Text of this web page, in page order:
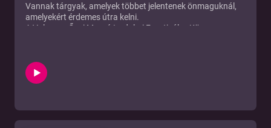
Vannak tárgyak, amelyek többet jelentenek önmaguknál,
amelyekért érdemes útra kelni.
A Volvo, az Őszi Margó Irodalmi Fesztivál, a Könyves
Öt kortárs író – Borda Réka, Halász Rita, Háy János,
Krusovszky Dénes és Marton Krisztián – mesél arról, mi
történik, ha elveszítünk valamit, ami számít, és mit meg